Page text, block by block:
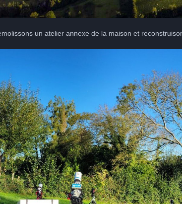
un atelier annexe de la maison et